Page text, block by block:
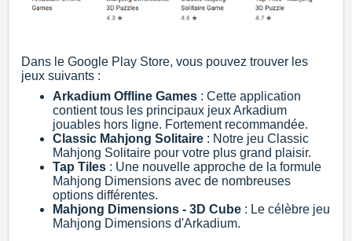
Dans le Google Play Store, vous pouvez trouver les
jeux suivants :
Arkadium Offline Games : Cette application
contient tous les principaux jeux Arkadium
jouables hors ligne. Fortement recommandée.
Classic Mahjong Solitaire : Notre jeu Classic
Mahjong Solitaire pour votre plus grand plaisir.
Tap Tiles : Une nouvelle approche de la formule
Mahjong Dimensions avec de nombreuses
options différentes.
Mahjong Dimensions - 3D Cube : Le célèbre jeu
Mahjong Dimensions d'Arkadium.